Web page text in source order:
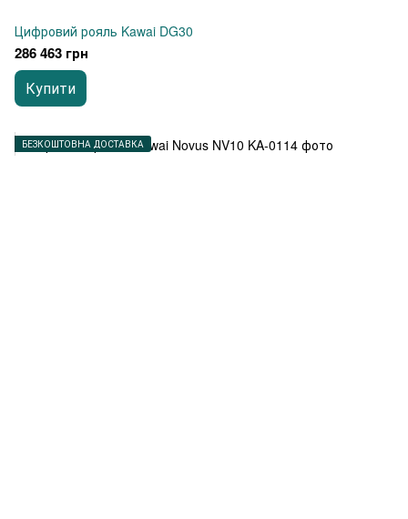
Цифровий рояль Kawai DG30
286 463 грн
Купити
БЕЗКОШТОВНА ДОСТАВКА